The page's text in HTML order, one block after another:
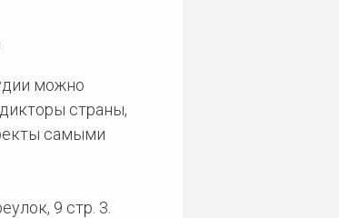
можно
страны,
самыми
9 стр. 3.